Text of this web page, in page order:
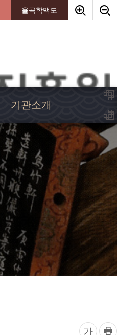
율곡학맥도
기관소개
인사말
임원소개
연혁
경영이념
조직안내
기부금안내
찾아오시는 길
글
가
프